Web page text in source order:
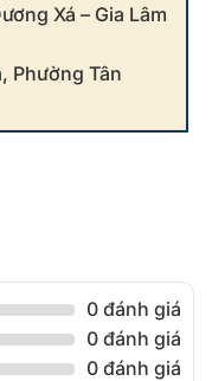
Xá – Gia Lâm
Phường Tân
0 đánh giá
0 đánh giá
0 đánh giá